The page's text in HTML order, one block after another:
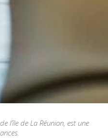
l’île de La Réunion, est une